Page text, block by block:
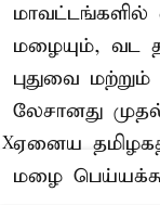
மாவட்டங்களில்
மழையும், வட
புதுவை
லேசானது
ஏனைய
மழை
X